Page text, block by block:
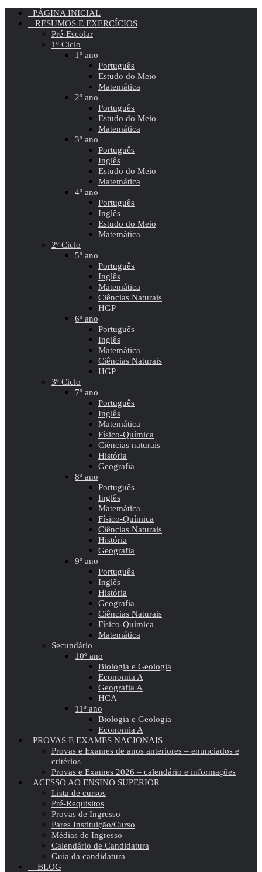
PÁGINA INICIAL
RESUMOS E EXERCÍCIOS
Pré-Escolar
1º Ciclo
1º ano
Português
Estudo do Meio
Matemática
2º ano
Português
Estudo do Meio
Matemática
3º ano
Português
Inglês
Estudo do Meio
Matemática
4º ano
Português
Inglês
Estudo do Meio
Matemática
2º Ciclo
5º ano
Português
Inglês
Matemática
Ciências Naturais
HGP
6º ano
Português
Inglês
Matemática
Ciências Naturais
HGP
3º Ciclo
7º ano
Português
Inglês
Matemática
Físico-Química
Ciências naturais
História
Geografia
8º ano
Português
Inglês
Matemática
Físico-Química
Ciências Naturais
História
Geografia
9º ano
Português
Inglês
História
Geografia
Ciências Naturais
Físico-Química
Matemática
Secundário
10º ano
Biologia e Geologia
Economia A
Geografia A
HCA
11º ano
Biologia e Geologia
Economia A
PROVAS E EXAMES NACIONAIS
Provas e Exames de anos anteriores – enunciados e
critérios
Provas e Exames 2026 – calendário e informações
ACESSO AO ENSINO SUPERIOR
Lista de cursos
Pré-Requisitos
Provas de Ingresso
Pares Instituição/Curso
Médias de Ingresso
Calendário de Candidatura
Guia da candidatura
BLOG